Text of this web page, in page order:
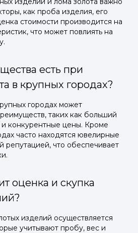
как проба изделия, его
стоимости производится на
что может повлиять на
есть при
в крупных городах?
городах может
таких как больший
конкурентные цены. Кроме
часто находятся ювелирные
репутацией, что обеспечивает
оценка и скупка
изделий осуществляется
учитывают пробу, вес и